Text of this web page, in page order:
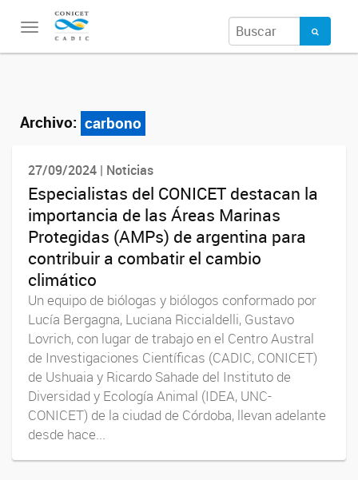
Toggle
Archivo: carbono
27/09/2024 | Noticias
Especialistas del CONICET destacan la
importancia de las Áreas Marinas
Protegidas (AMPs) de argentina para
contribuir a combatir el cambio
climático
Un equipo de biólogas y biólogos conformado por
Lucía Bergagna, Luciana Riccialdelli, Gustavo
Lovrich, con lugar de trabajo en el Centro Austral
de Investigaciones Científicas (CADIC, CONICET)
de Ushuaia y Ricardo Sahade del Instituto de
Diversidad y Ecología Animal (IDEA, UNC-
CONICET) de la ciudad de Córdoba, llevan adelante
desde hace...